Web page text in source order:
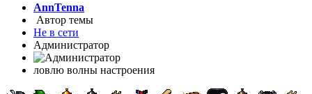
AnnTenna
Автор темы
Не в сети
Администратор
ловлю волны настроения